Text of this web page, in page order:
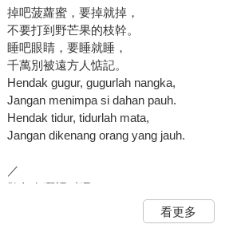
掉吧菠蘿蜜，要掉就掉，
不要打到野芒果的枝幹。
睡吧眼睛，要睡就睡，
千萬別被遠方人惦記。
Hendak gugur, gugurlah nangka,
Jangan menimpa si dahan pauh.
Hendak tidur, tidurlah mata,
Jangan dikenang orang yang jauh.
／
鵲鳥在哪裡叫呢？
看更多